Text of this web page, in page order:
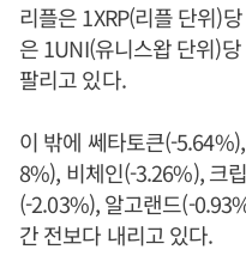
리플은 1XRP(리플 단위)
은 1UNI(유니스왑 단위)
팔리고 있다.
이 밖에 쎄타토큰(-
8%), 비체인(-3.26%), 크
(-2.03%), 알고랜드(-
간 전보다 내리고 있다.